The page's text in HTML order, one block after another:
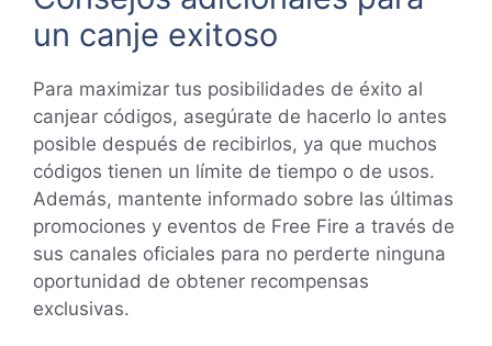
un canje exitoso
Para maximizar tus posibilidades de éxito al
canjear códigos, asegúrate de hacerlo lo antes
posible después de recibirlos, ya que muchos
códigos tienen un límite de tiempo o de usos.
Además, mantente informado sobre las últimas
promociones y eventos de Free Fire a través de
sus canales oficiales para no perderte ninguna
oportunidad de obtener recompensas
exclusivas.